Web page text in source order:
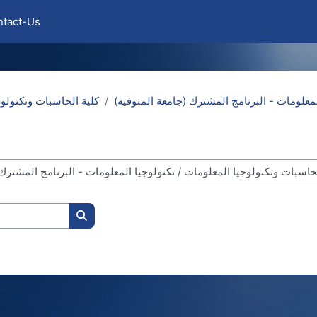
Us
كلية الحاسبات - البرنامج المشترك (جامعة المنوفيه)
Search courses